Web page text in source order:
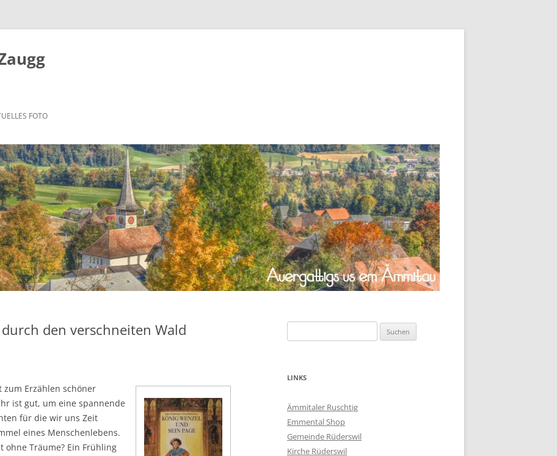
FOTO
den verschneiten Wald
zum Erzählen schöner
ist gut, um eine spannende
für die wir uns Zeit
eines Menschenlebens.
ohne Träume? Ein Frühling
nach:
LINKS
Ämmitaler Ruschtig
Emmental Shop
Gemeinde Rüderswil
Kirche Rüderswil